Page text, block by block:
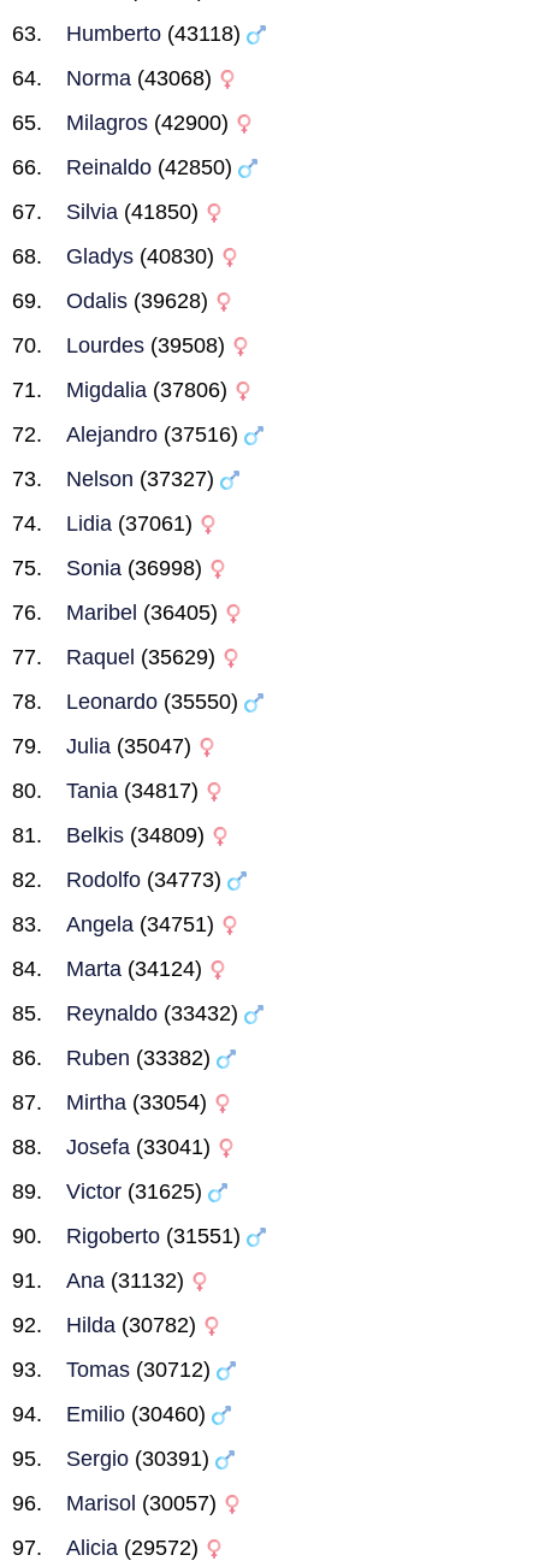
Humberto (43118)
Norma (43068)
Milagros (42900)
Reinaldo (42850)
Silvia (41850)
Gladys (40830)
Odalis (39628)
Lourdes (39508)
Migdalia (37806)
Alejandro (37516)
Nelson (37327)
Lidia (37061)
Sonia (36998)
Maribel (36405)
Raquel (35629)
Leonardo (35550)
Julia (35047)
Tania (34817)
Belkis (34809)
Rodolfo (34773)
Angela (34751)
Marta (34124)
Reynaldo (33432)
Ruben (33382)
Mirtha (33054)
Josefa (33041)
Victor (31625)
Rigoberto (31551)
Ana (31132)
Hilda (30782)
Tomas (30712)
Emilio (30460)
Sergio (30391)
Marisol (30057)
Alicia (29572)